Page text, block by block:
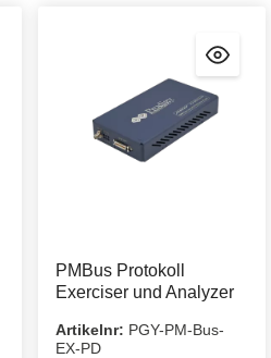
PMBus Protokoll
Exerciser und Analyzer
Artikelnr: PGY-PM-Bus-
EX-PD